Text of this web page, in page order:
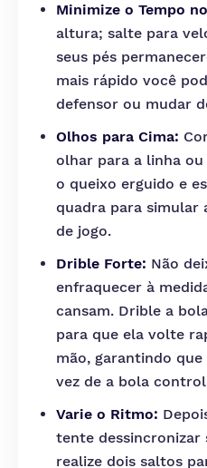
Minimize o Tempo
altura; salte para
seus pés
mais rápido você
defensor ou mudar
Olhos para Cima:
olhar para a linha
o queixo erguido e
quadra para simular
de jogo.
Drible Forte: Não
enfraquecer à
cansam. Drible a
para que ela volte
mão, garantindo
vez de a bola
Varie o Ritmo:
tente dessincronizar
realize dois saltos